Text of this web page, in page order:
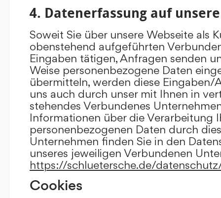
4. Datenerfassung auf
Soweit Sie über unsere Webseite als
obenstehend aufgeführten
Eingaben tätigen, Anfragen senden
Weise personenbezogene Daten
übermitteln, werden diese
uns auch durch unser mit Ihnen in
stehendes Verbundenes
Informationen über die Verarbeitung
personenbezogenen Daten durch
Unternehmen finden Sie in den
unseres jeweiligen Verbundenen
https://schluetersche.de/
Cookies